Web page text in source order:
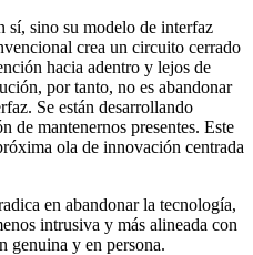
sí, sino su modelo de interfaz
crea un circuito cerrado
hacia adentro y lejos de
por tanto, no es abandonar
Se están desarrollando
de mantenernos presentes. Este
ola de innovación centrada
en abandonar la tecnología,
intrusiva y más alineada con
genuina y en persona.